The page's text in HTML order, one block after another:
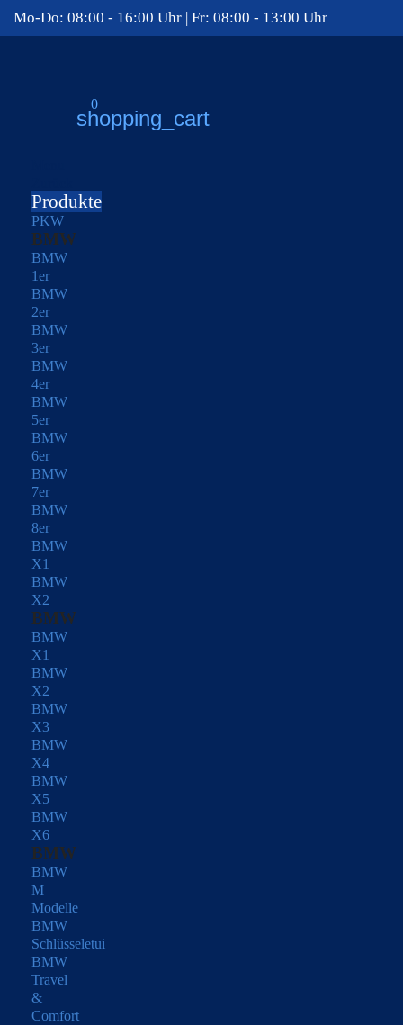
Mo-Do: 08:00 - 16:00 Uhr | Fr: 08:00 - 13:00 Uhr
shopping_cart
0
Produkte
PKW
BMW
BMW
1er
BMW
2er
BMW
3er
BMW
4er
BMW
5er
BMW
6er
BMW
7er
BMW
8er
BMW
X1
BMW
X2
BMW
BMW
X1
BMW
X2
BMW
X3
BMW
X4
BMW
X5
BMW
X6
BMW
BMW
M
Modelle
BMW
Schlüsseletui
BMW
Travel
&
Comfort